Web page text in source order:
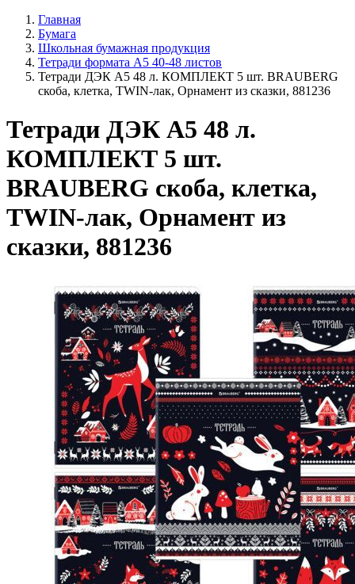
Главная
Бумага
Школьная бумажная продукция
Тетради формата А5 40-48 листов
Тетради ДЭК А5 48 л. КОМПЛЕКТ 5 шт. BRAUBERG
скоба, клетка, TWIN-лак, Орнамент из сказки, 881236
Тетради ДЭК А5 48 л.
КОМПЛЕКТ 5 шт.
BRAUBERG скоба, клетка,
TWIN-лак, Орнамент из
сказки, 881236